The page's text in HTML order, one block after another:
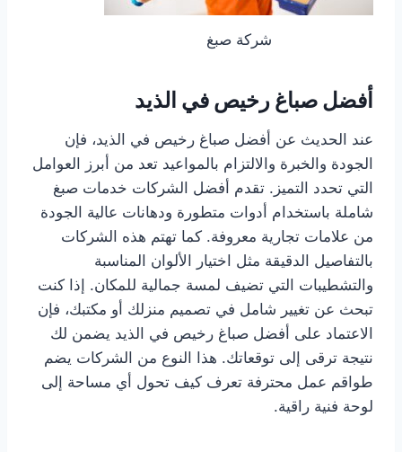
شركة صبغ
أفضل صباغ رخيص في الذيد
عند الحديث عن أفضل صباغ رخيص في الذيد، فإن
الجودة والخبرة والالتزام بالمواعيد تعد من أبرز العوامل
التي تحدد التميز. تقدم أفضل الشركات خدمات صبغ
شاملة باستخدام أدوات متطورة ودهانات عالية الجودة
من علامات تجارية معروفة. كما تهتم هذه الشركات
بالتفاصيل الدقيقة مثل اختيار الألوان المناسبة
والتشطيبات التي تضيف لمسة جمالية للمكان. إذا كنت
تبحث عن تغيير شامل في تصميم منزلك أو مكتبك، فإن
الاعتماد على أفضل صباغ رخيص في الذيد يضمن لك
نتيجة ترقى إلى توقعاتك. هذا النوع من الشركات يضم
طواقم عمل محترفة تعرف كيف تحول أي مساحة إلى
لوحة فنية راقية.